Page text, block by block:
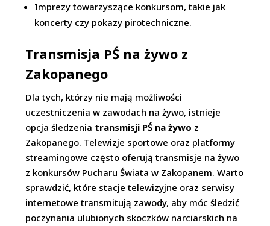
Imprezy towarzyszące konkursom, takie jak
koncerty czy pokazy pirotechniczne.
Transmisja PŚ na żywo z
Zakopanego
Dla tych, którzy nie mają możliwości
uczestniczenia w zawodach na żywo, istnieje
opcja śledzenia transmisji PŚ na żywo z
Zakopanego. Telewizje sportowe oraz platformy
streamingowe często oferują transmisje na żywo
z konkursów Pucharu Świata w Zakopanem. Warto
sprawdzić, które stacje telewizyjne oraz serwisy
internetowe transmitują zawody, aby móc śledzić
poczynania ulubionych skoczków narciarskich na